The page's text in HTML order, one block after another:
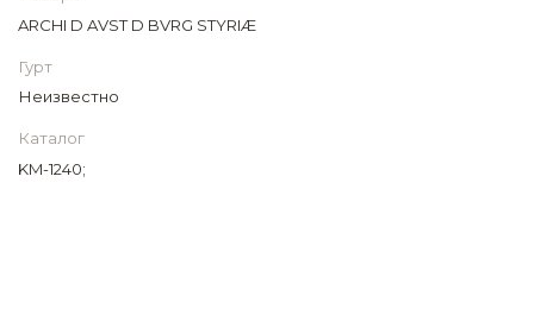
ARCHI D AVST D BVRG STYRIÆ
Гурт
Неизвестно
Каталог
KM-1240;